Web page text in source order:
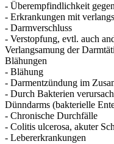
- Überempfindlichkeit
- Erkrankungen mit
- Darmverschluss
- Verstopfung, evtl. auch
Verlangsamung der
Blähungen
- Blähung
- Darmentzündung im
- Durch Bakterien
Dünndarms (bakterielle
- Chronische Durchfälle
- Colitis ulcerosa, akuter
- Lebererkrankungen